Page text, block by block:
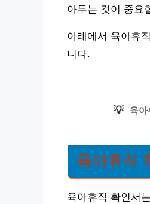
아두는 것이 중요
아래에서 육아휴
니다.
💡 육아
육아휴직
육아휴직 확인서